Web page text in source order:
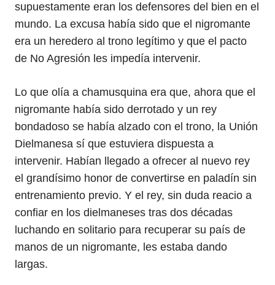
supuestamente eran los defensores del bien en el
mundo. La excusa había sido que el nigromante
era un heredero al trono legítimo y que el pacto
de No Agresión les impedía intervenir.
Lo que olía a chamusquina era que, ahora que el
nigromante había sido derrotado y un rey
bondadoso se había alzado con el trono, la Unión
Dielmanesa sí que estuviera dispuesta a
intervenir. Habían llegado a ofrecer al nuevo rey
el grandísimo honor de convertirse en paladín sin
entrenamiento previo. Y el rey, sin duda reacio a
confiar en los dielmaneses tras dos décadas
luchando en solitario para recuperar su país de
manos de un nigromante, les estaba dando
largas.